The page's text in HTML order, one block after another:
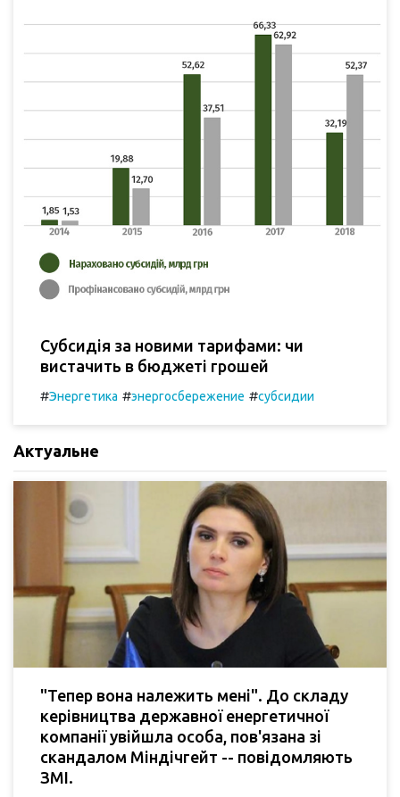
Субсидія за новими тарифами: чи
вистачить в бюджеті грошей
#Энергетика #энергосбережение #субсидии
Актуальне
"Тепер вона належить мені". До складу
керівництва державної енергетичної
компанії увійшла особа, пов'язана зі
скандалом Міндічгейт -- повідомляють
ЗМІ.